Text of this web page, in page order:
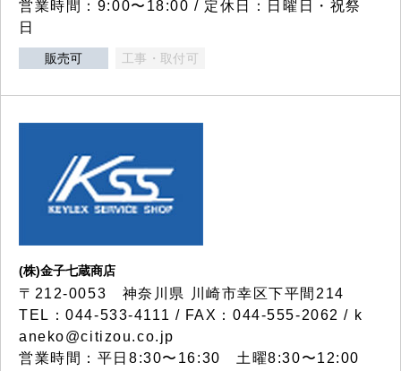
営業時間：9:00〜18:00 / 定休日：日曜日・祝祭
日
販売可 工事・取付可
(株)金子七蔵商店
〒212-0053 神奈川県 川崎市幸区下平間214
TEL：044-533-4111 / FAX：044-555-2062 / k
aneko@citizou.co.jp
営業時間：平日8:30〜16:30 土曜8:30〜12:00